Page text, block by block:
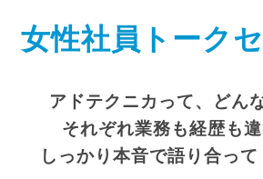
UX DESIGN TECHNOLOGY
SDGs
BUSINESS
女性社員トーク
アドテクニカって、どん
それぞれ業務も経歴も違
しっかり本音で語り合って